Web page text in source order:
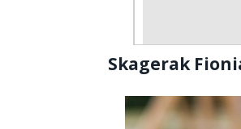
Skagerak